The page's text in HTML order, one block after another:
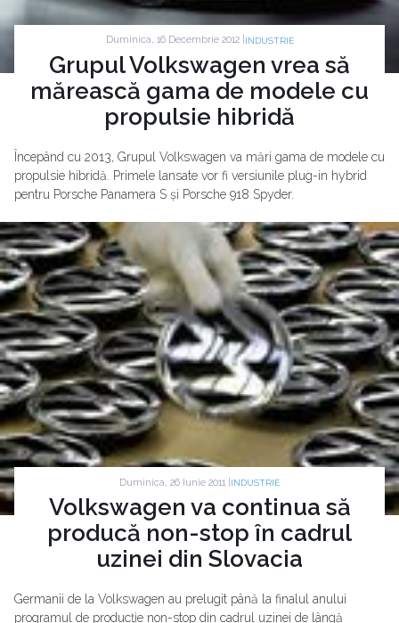
Duminica, 16 Decembrie 2012 | INDUSTRIE
Grupul Volkswagen vrea să
mărească gama de modele cu
propulsie hibridă
Începând cu 2013, Grupul Volkswagen va mări gama de modele cu
propulsie hibridă. Primele lansate vor fi versiunile plug-in hybrid
pentru Porsche Panamera S și Porsche 918 Spyder.
Duminica, 26 Iunie 2011 | INDUSTRIE
Volkswagen va continua să
producă non-stop în cadrul
uzinei din Slovacia
Germanii de la Volkswagen au prelugit până la finalul anului
programul de producţie non-stop din cadrul uzinei de lângă